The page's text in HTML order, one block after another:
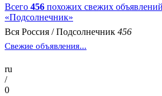
Всего 456 похожих свежих
«Подсолнечник»
Вся Россия /Подсолнечник 456
Свежие объявления...
ru
/
0